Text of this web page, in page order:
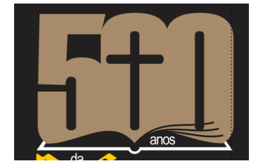
representantes tomarão assento no plenário do Sínodo do
Litoral Paulista – SLI, apresentando à Mesa as devidas
credenciais, juntamente com o livro de atas, relatório,
estatística e o livro de atas de seu Presbitério.” Portanto,
subentende-se a prévia elaboração dos documentos
citados, de acordo com o regulamento para confecção de
formulários na versão mais recente. Sendo somente o q...